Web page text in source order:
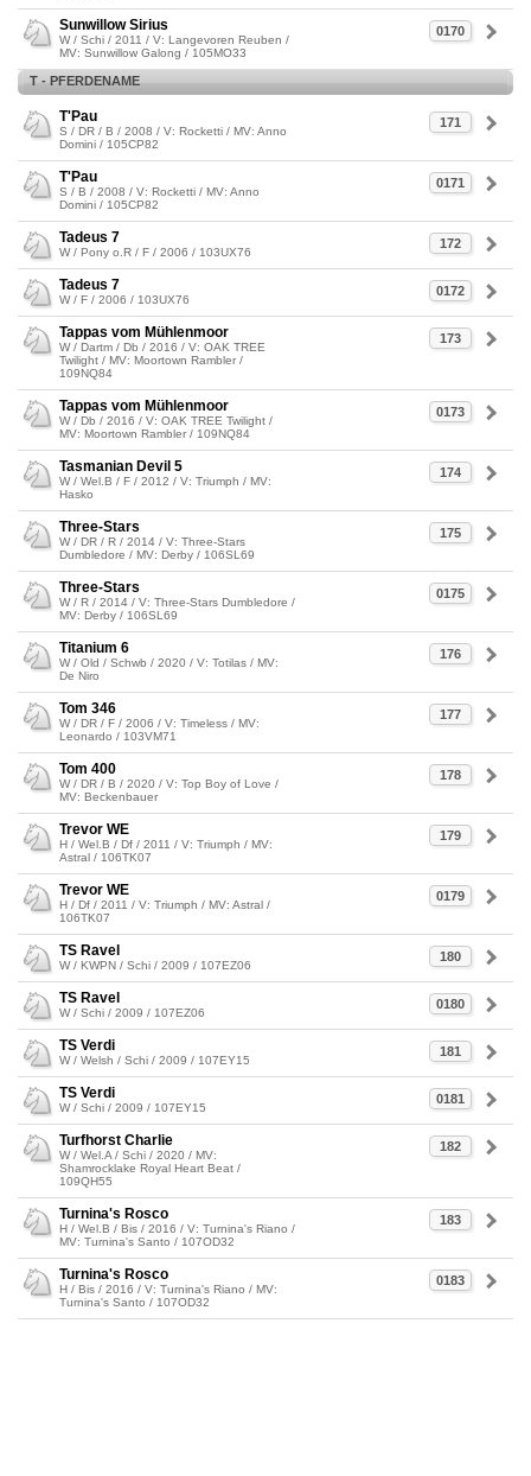
0170
Sunwillow Sirius
W / Schi / 2011 / V: Langevoren Reuben /
MV: Sunwillow Galong / 105MO33
T - PFERDENAME
171
T'Pau
S / DR / B / 2008 / V: Rocketti / MV: Anno
Domini / 105CP82
0171
T'Pau
S / B / 2008 / V: Rocketti / MV: Anno
Domini / 105CP82
172
Tadeus 7
W / Pony o.R / F / 2006 / 103UX76
0172
Tadeus 7
W / F / 2006 / 103UX76
173
Tappas vom Mühlenmoor
W / Dartm / Db / 2016 / V: OAK TREE
Twilight / MV: Moortown Rambler /
109NQ84
0173
Tappas vom Mühlenmoor
W / Db / 2016 / V: OAK TREE Twilight /
MV: Moortown Rambler / 109NQ84
174
Tasmanian Devil 5
W / Wel.B / F / 2012 / V: Triumph / MV:
Hasko
175
Three-Stars
W / DR / R / 2014 / V: Three-Stars
Dumbledore / MV: Derby / 106SL69
0175
Three-Stars
W / R / 2014 / V: Three-Stars Dumbledore /
MV: Derby / 106SL69
176
Titanium 6
W / Old / Schwb / 2020 / V: Totilas / MV:
De Niro
177
Tom 346
W / DR / F / 2006 / V: Timeless / MV:
Leonardo / 103VM71
178
Tom 400
W / DR / B / 2020 / V: Top Boy of Love /
MV: Beckenbauer
179
Trevor WE
H / Wel.B / Df / 2011 / V: Triumph / MV:
Astral / 106TK07
0179
Trevor WE
H / Df / 2011 / V: Triumph / MV: Astral /
106TK07
180
TS Ravel
W / KWPN / Schi / 2009 / 107EZ06
0180
TS Ravel
W / Schi / 2009 / 107EZ06
181
TS Verdi
W / Welsh / Schi / 2009 / 107EY15
0181
TS Verdi
W / Schi / 2009 / 107EY15
182
Turfhorst Charlie
W / Wel.A / Schi / 2020 / MV:
Shamrocklake Royal Heart Beat /
109QH55
183
Turnina's Rosco
H / Wel.B / Bis / 2016 / V: Turnina's Riano /
MV: Turnina's Santo / 107OD32
0183
Turnina's Rosco
H / Bis / 2016 / V: Turnina's Riano / MV:
Turnina's Santo / 107OD32